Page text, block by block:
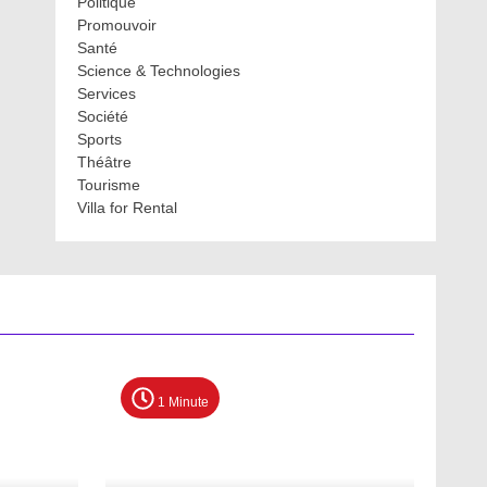
Promouvoir
Santé
Science & Technologies
Services
Société
Sports
Théâtre
Tourisme
Villa for Rental
1 Minute